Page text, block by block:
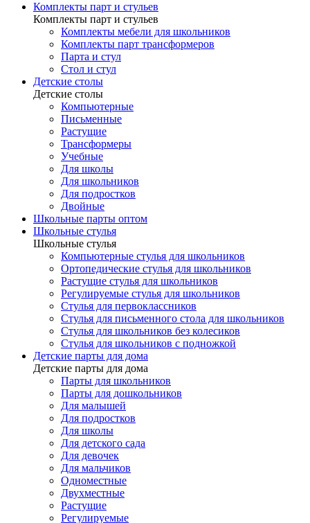
Комплекты парт и стульев
Комплекты парт и стульев
Комплекты мебели для школьников
Комплекты парт трансформеров
Парта и стул
Стол и стул
Детские столы
Детские столы
Компьютерные
Письменные
Растущие
Трансформеры
Учебные
Для школы
Для школьников
Для подростков
Двойные
Школьные парты оптом
Школьные стулья
Школьные стулья
Компьютерные стулья для школьников
Ортопедические стулья для школьников
Растущие стулья для школьников
Регулируемые стулья для школьников
Стулья для первоклассников
Стулья для письменного стола для школьников
Стулья для школьников без колесиков
Стулья для школьников с подножкой
Детские парты для дома
Детские парты для дома
Парты для школьников
Парты для дошкольников
Для малышей
Для подростков
Для школы
Для детского сада
Для девочек
Для мальчиков
Одноместные
Двухместные
Растущие
Регулируемые